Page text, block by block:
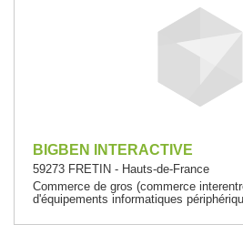
BIGBEN INTERACTIVE
59273 FRETIN - Hauts-de-France
Commerce de gros (commerce
d'équipements informatiques